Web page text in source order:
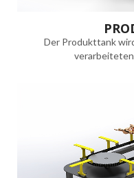
Der Produkttank